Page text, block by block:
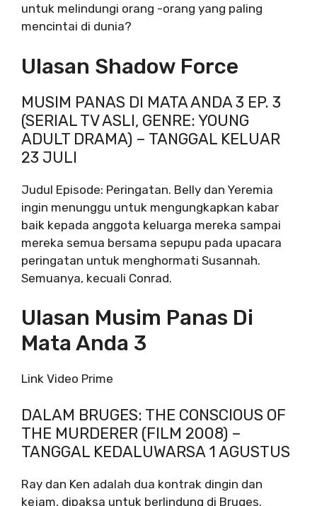
untuk melindungi orang -orang yang paling
mencintai di dunia?
Ulasan Shadow Force
MUSIM PANAS DI MATA ANDA 3 EP. 3
(SERIAL TV ASLI, GENRE: YOUNG
ADULT DRAMA) – TANGGAL KELUAR
23 JULI
Judul Episode: Peringatan. Belly dan Yeremia
ingin menunggu untuk mengungkapkan kabar
baik kepada anggota keluarga mereka sampai
mereka semua bersama sepupu pada upacara
peringatan untuk menghormati Susannah.
Semuanya, kecuali Conrad.
Ulasan Musim Panas Di
Mata Anda 3
Link Video Prime
DALAM BRUGES: THE CONSCIOUS OF
THE MURDERER (FILM 2008) –
TANGGAL KEDALUWARSA 1 AGUSTUS
Ray dan Ken adalah dua kontrak dingin dan
kejam, dipaksa untuk berlindung di Bruges.